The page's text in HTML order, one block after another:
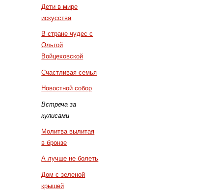
Дети в мире
искусства
В стране чудес с
Ольгой
Войцеховской
Счастливая семья
Новостной собор
Встреча за
кулисами
Молитва вылитая
в бронзе
А лучше не болеть
Дом с зеленой
крышей